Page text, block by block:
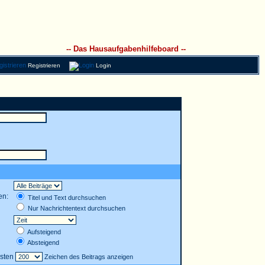
-- Das Hausaufgabenhilfeboard --
Registrieren Login
Titel und Text durchsuchen
Nur Nachrichtentext durchsuchen
Aufsteigend
Absteigend
Zeichen des Beitrags anzeigen